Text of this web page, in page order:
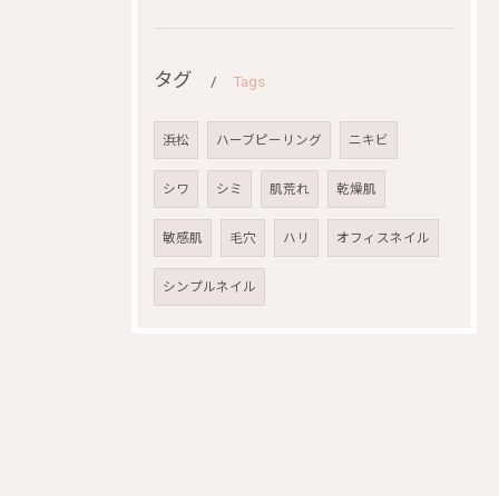
タグ Tags
浜松 ハーブピーリング ニキビ
シワ シミ 肌荒れ 乾燥肌
敏感肌 毛穴 ハリ オフィスネイル
シンプルネイル